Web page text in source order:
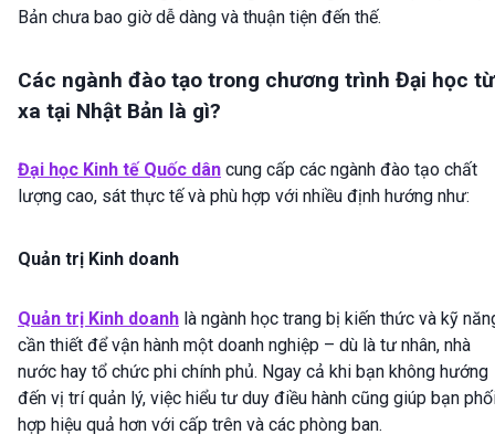
Bản chưa bao giờ dễ dàng và thuận tiện đến thế.
Các ngành đào tạo trong chương trình Đại học từ
xa tại Nhật Bản là gì?
Đại học Kinh tế Quốc dân cung cấp các ngành đào tạo chất
lượng cao, sát thực tế và phù hợp với nhiều định hướng như:
Quản trị Kinh doanh
Quản trị Kinh doanh là ngành học trang bị kiến thức và kỹ
cần thiết để vận hành một doanh nghiệp – dù là tư nhân, nhà
nước hay tổ chức phi chính phủ. Ngay cả khi bạn không hướng
đến vị trí quản lý, việc hiểu tư duy điều hành cũng giúp bạn
hợp hiệu quả hơn với cấp trên và các phòng ban.